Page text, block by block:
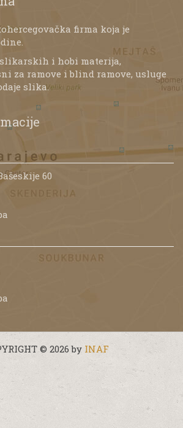
firma koja je
i hobi materija,
za ramove i blind ramove, usluge
slika.
60
© 2026 by INAF